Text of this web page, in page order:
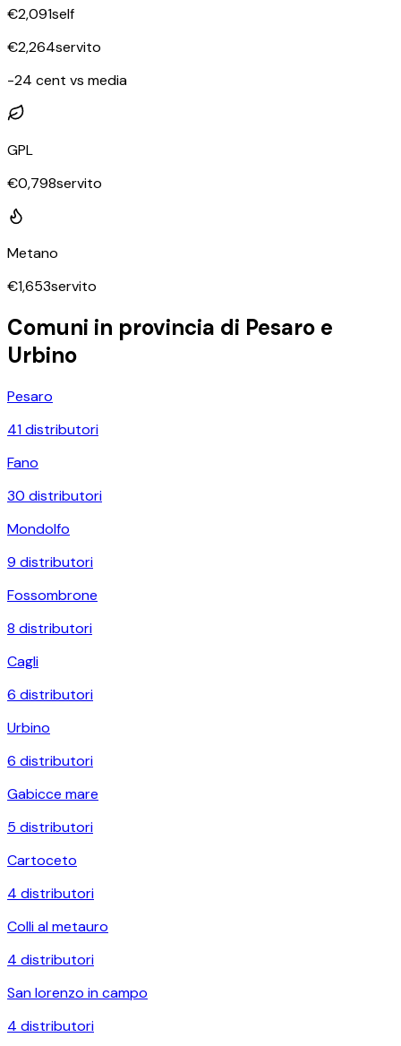
€2,091self
€2,264servito
-24 cent vs media
GPL
€0,798servito
Metano
€1,653servito
Comuni in provincia di Pesaro e
Urbino
Pesaro
41distributori
Fano
30 distributori
Mondolfo
9 distributori
Fossombrone
8 distributori
Cagli
6 distributori
Urbino
6 distributori
Gabicce mare
5 distributori
Cartoceto
4 distributori
Colli al metauro
4 distributori
San lorenzo in campo
4 distributori